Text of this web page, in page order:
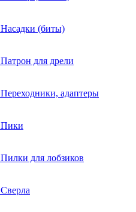
Насадки (биты)
Патрон для дрели
Переходники, адаптеры
Пики
Пилки для лобзиков
Сверла